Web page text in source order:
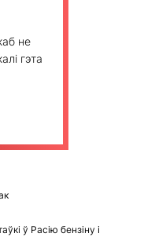
не
гэта
ў Расію бензіну і